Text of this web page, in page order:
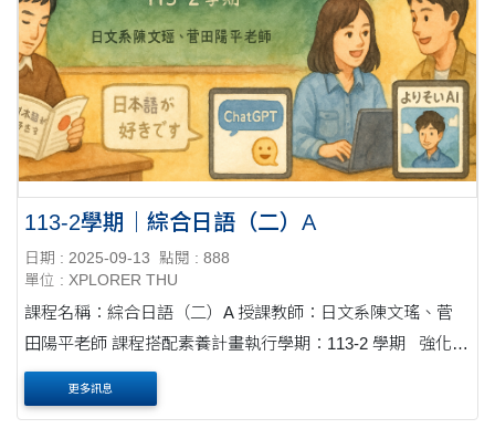
113-2學期｜綜合日語（二）A
日期 : 2025-09-13
點閱 : 888
單位 : XPLORER THU
課程名稱：綜合日語（二）A 授課教師：日文系陳文瑤、菅
田陽平老師 課程搭配素養計畫執行學期：113-2 學期 強化日
語閱讀：從句子到篇章的理解訓練 課程核心在培養學生的日
語閱讀理解能力....
更多訊息